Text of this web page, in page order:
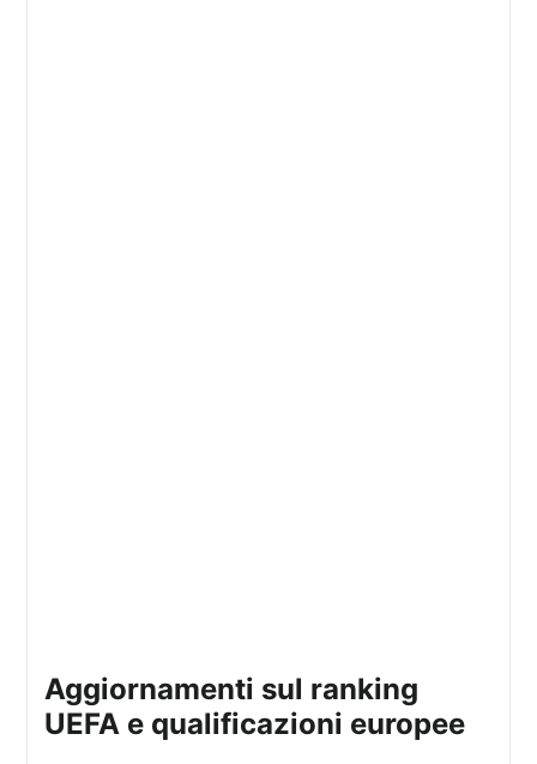
aggiornamenti sul ranking
UEFA e qualificazioni europee